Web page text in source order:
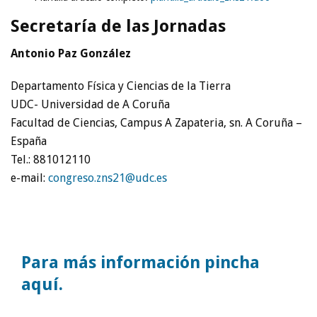
Secretaría de las Jornadas
Antonio Paz González
Departamento Física y Ciencias de la Tierra
UDC- Universidad de A Coruña
Facultad de Ciencias, Campus A Zapateria, sn. A Coruña –
España
Tel.: 881012110
e-mail: congreso.zns21@udc.es
Para más información pincha
aquí.